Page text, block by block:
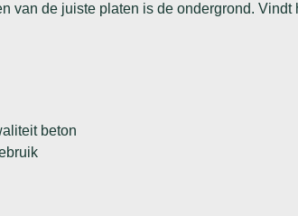
van de juiste platen is de ondergrond.
beton